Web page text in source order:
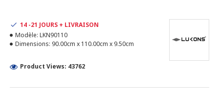
14 -21 JOURS + LIVRAISON
Modèle: LKN90110
Dimensions: 90.00cm x 110.00cm x 9.50cm
Product Views: 43762